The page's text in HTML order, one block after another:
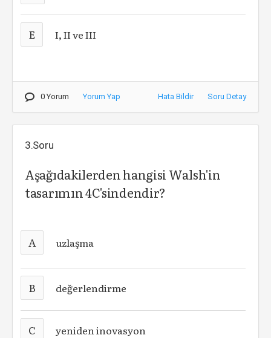
E I, II ve III
0 Yorum Yorum Yap Hata Bildir Soru Detay
3.Soru
Aşağıdakilerden hangisi Walsh'in
tasarımın 4C'sindendir?
A uzlaşma
B değerlendirme
C yeniden inovasyon